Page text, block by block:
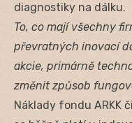
diagnostiky na dálku.
To, co mají všechny
převratných inovací
akcie, primárně
změnit způsob
Náklady fondu ARKK